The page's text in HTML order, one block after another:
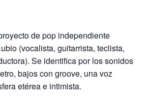
de pop independiente
(vocalista, guitarrista, teclista,
Se identifica por los sonidos
bajos con groove, una voz
etérea e intimista.